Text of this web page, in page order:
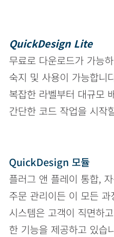
QuickDesign Lite
무료로 다운로드가 가능
숙지 및 사용이 가능합니
복잡한 라벨부터 대규모
간단한 코드 작업을 시작
QuickDesign 모듈
플러그 앤 플레이 통합,
주문 관리이든 이 모든
시스템은 고객이 직면하
한 기능을 제공하고 있습